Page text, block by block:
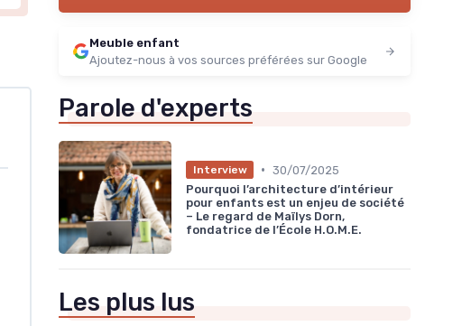
Meuble enfant
Ajoutez-nous à vos sources préférées sur Google
Parole d'experts
Interview • 30/07/2025
Pourquoi l’architecture d’intérieur
pour enfants est un enjeu de société
– Le regard de Maïlys Dorn,
fondatrice de l’École H.O.M.E.
Les plus lus